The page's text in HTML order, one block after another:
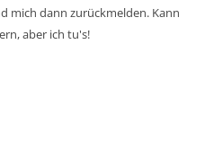
mich dann zurückmelden. Kann
aber ich tu's!